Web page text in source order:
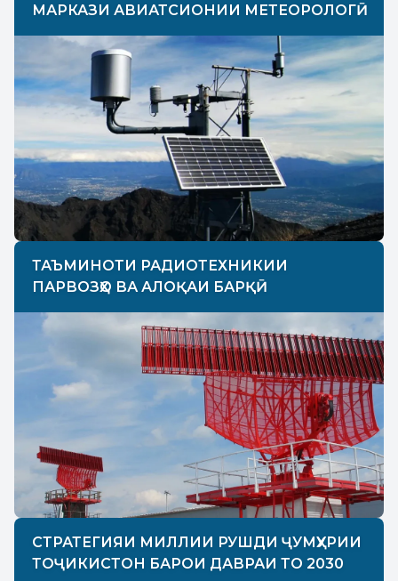
МАРКАЗИ АВИАТСИОНИИ МЕТЕОРОЛОГӢ
ТАЪМИНОТИ РАДИОТЕХНИКИИ
ПАРВОЗҲО ВА АЛОҚАИ БАРҚӢ
СТРАТЕГИЯИ МИЛЛИИ РУШДИ ҶУМҲУРИИ
ТОҶИКИСТОН БАРОИ ДАВРАИ ТО 2030